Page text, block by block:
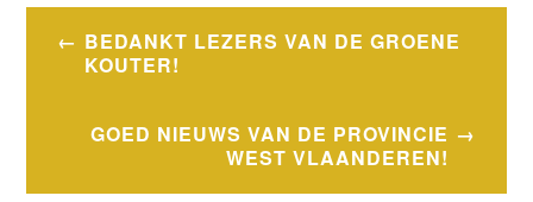
Bericht
navigatie
BEDANKT LEZERS VAN DE GROENE
KOUTER!
GOED NIEUWS VAN DE PROVINCIE
WEST VLAANDEREN!